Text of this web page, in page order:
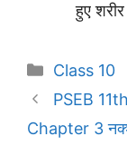
हुए
Categories
Class 10
PSEB
Chapter 3